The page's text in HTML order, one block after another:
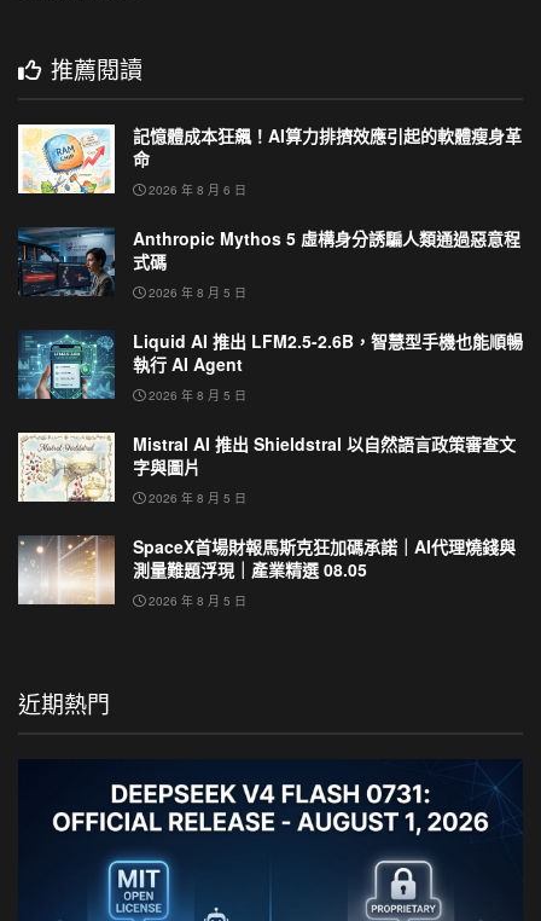
推薦閱讀
記憶體成本狂飆！AI算力排擠效應引起的軟體瘦身革
命
2026 年 8 月 6 日
Anthropic Mythos 5 虛構身分誘騙人類通過惡意程
式碼
2026 年 8 月 5 日
Liquid AI 推出 LFM2.5-2.6B，智慧型手機也能順暢
執行 AI Agent
2026 年 8 月 5 日
Mistral AI 推出 Shieldstral 以自然語言政策審查文
字與圖片
2026 年 8 月 5 日
SpaceX首場財報馬斯克狂加碼承諾｜AI代理燒錢與
測量難題浮現｜產業精選 08.05
2026 年 8 月 5 日
近期熱門